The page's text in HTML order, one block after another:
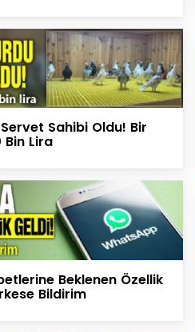
Sahibi Oldu! Bir
Lira
Beklenen Özellik
Bildirim